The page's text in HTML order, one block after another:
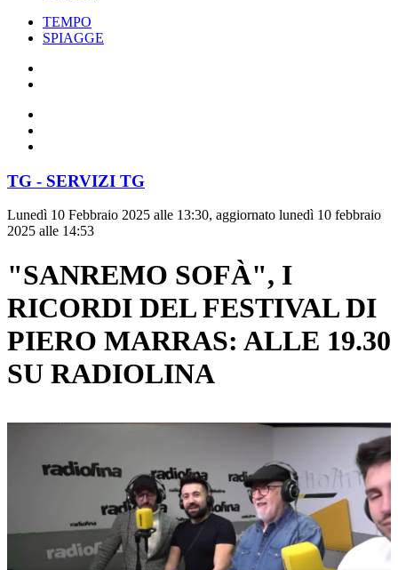
TEMPO
SPIAGGE
TG - SERVIZI TG
Lunedì 10 Febbraio 2025 alle 13:30, aggiornato lunedì 10 febbraio
2025 alle 14:53
"SANREMO SOFÀ", I
RICORDI DEL FESTIVAL DI
PIERO MARRAS: ALLE 19.30
SU RADIOLINA